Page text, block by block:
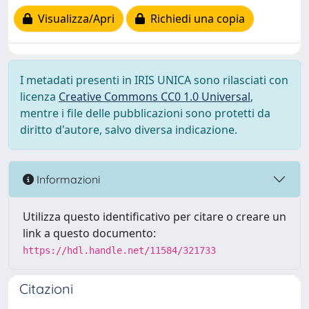
Visualizza/Apri Richiedi una copia
I metadati presenti in IRIS UNICA sono rilasciati con
licenza Creative Commons CC0 1.0 Universal,
mentre i file delle pubblicazioni sono protetti da
diritto d'autore, salvo diversa indicazione.
Informazioni
Utilizza questo identificativo per citare o creare un
link a questo documento:
https://hdl.handle.net/11584/321733
Citazioni